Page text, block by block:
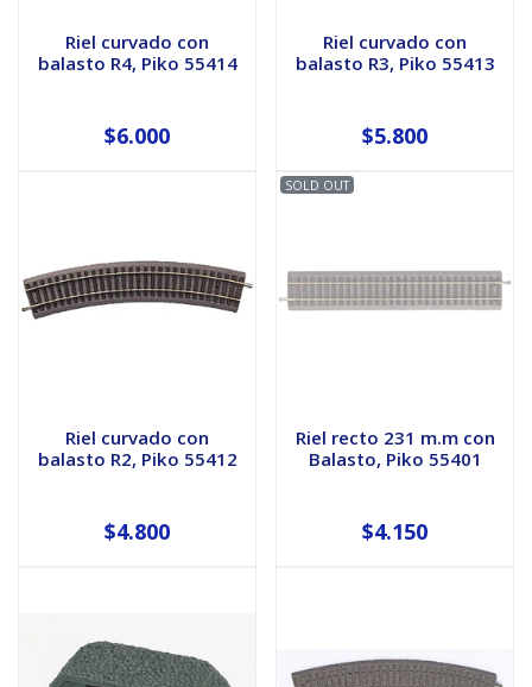
Riel curvado con
balasto R4, Piko 55414
$6.000
Riel curvado con
balasto R3, Piko 55413
$5.800
Riel curvado con
balasto R2, Piko 55412
$4.800
SOLD OUT
Riel recto 231 m.m con
Balasto, Piko 55401
$4.150